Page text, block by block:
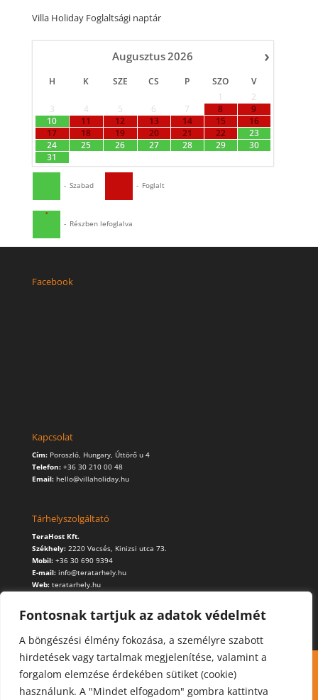
Fontosnak tartjuk az adatok védelmét
A böngészési élmény fokozása, a személyre szabott
hirdetések vagy tartalmak megjelenítése, valamint a
forgalom elemzése érdekében sütiket (cookie)
használunk. A "Mindet elfogadom" gombra kattintva
Villa Holiday Foglaltsági naptár
›
Augusztus2026
H K SZE CS P SZO
V
1
2
3
4 5 6 7 8
9
10
11 12 13 14 15
16
17
18 19 20 21 22
23
24
25 26 27 28 29
30
31
- Szabad - Foglalt
·
- Részben lefoglalva
Facebook
Kapcsolat
Cím: Poroszló, Hungary, Úttörő u 4
Telefon: +36 30 210 00 48
Email: hello@villaholiday.hu
Tárhelyszolgáltató
TeraHost Kft.
Székhely: 2220 Vecsés, Kinizsi utca 73.
Mobil: +36 30 690 9394
E-mail: info@teratarhely.hu
Web: teratarhely.hu
Kapcsolat Foglalás
Cookie (süti) használat
Adatvédelmi szabályzat